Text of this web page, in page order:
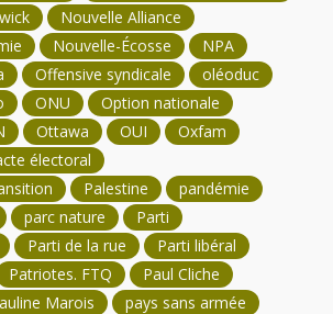
Nouvelle Alliance
Nouvelle-Écosse
NPA
Offensive syndicale
oléoduc
ONU
Option nationale
Ottawa OUI
Oxfam
électoral
Palestine
pandémie
parc nature
Parti
Parti de la rue
Parti libéral
Patriotes. FTQ
Paul Cliche
Marois
pays sans armée